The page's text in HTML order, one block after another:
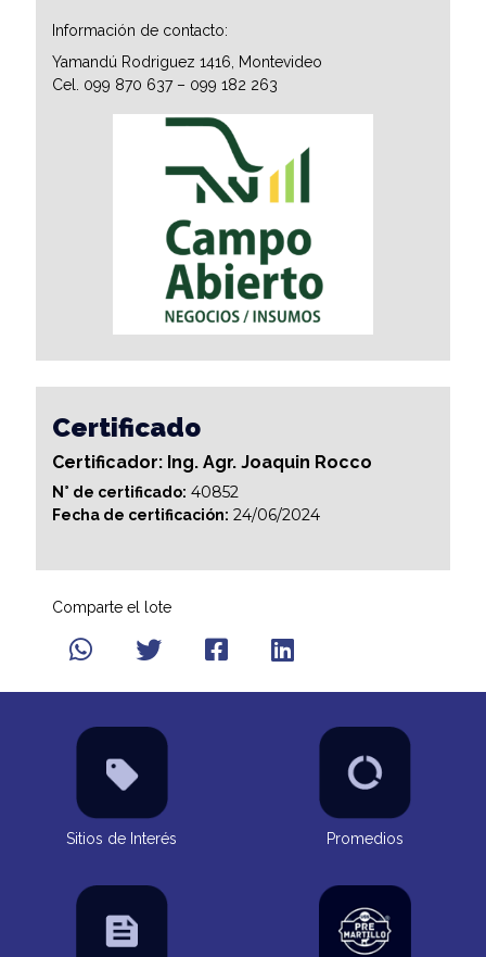
Información de contacto:
Yamandú Rodriguez 1416, Montevideo
Cel. 099 870 637 – 099 182 263
Certificado
Certificador: Ing. Agr. Joaquin Rocco
N° de certificado: 40852
Fecha de certificación: 24/06/2024
Comparte el lote
Sitios de Interés Promedios